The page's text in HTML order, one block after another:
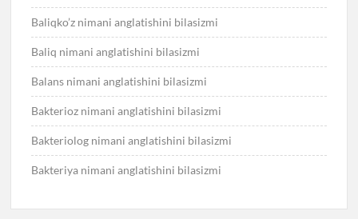
Baliqko’z nimani anglatishini bilasizmi
Baliq nimani anglatishini bilasizmi
Balans nimani anglatishini bilasizmi
Bakterioz nimani anglatishini bilasizmi
Bakteriolog nimani anglatishini bilasizmi
Bakteriya nimani anglatishini bilasizmi